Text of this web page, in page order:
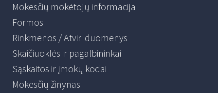
Mokesčių mokėtojų informacija
Formos
Rinkmenos / Atviri duomenys
Skaičiuoklės ir pagalbininkai
Sąskaitos ir įmokų kodai
Mokesčių žinynas